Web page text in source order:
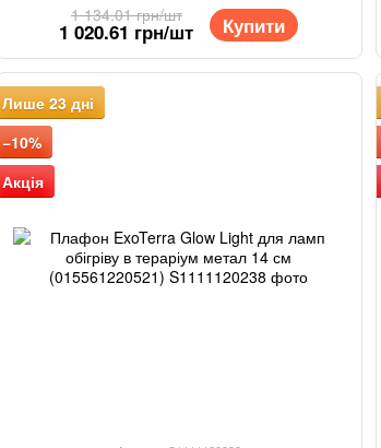
1 134.01 грн/шт
1 020.61 грн/шт Купити
Лише 23 дні
−10%
Акція